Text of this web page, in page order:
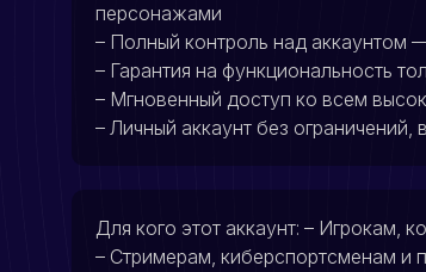
персонажами
– Полный контроль над аккаунтом
– Гарантия на функциональность
– Мгновенный доступ ко всем
– Личный аккаунт без
Для кого этот аккаунт: – Игрокам,
– Стримерам, киберспортсменам и